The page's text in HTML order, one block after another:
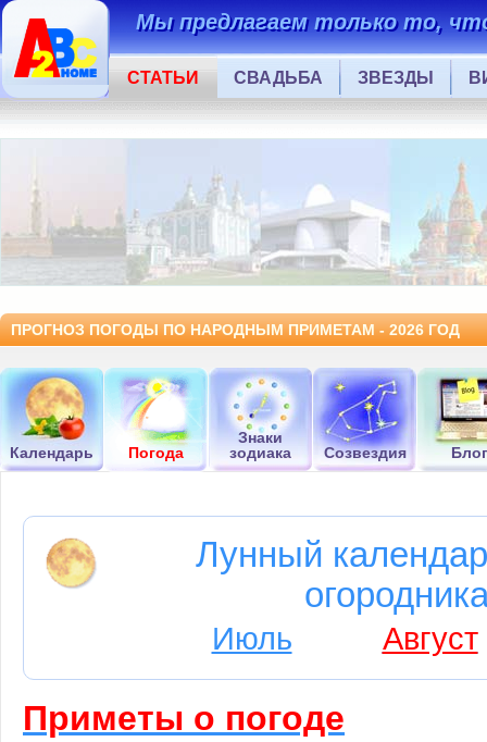
Мы предлагаем только то,
СТАТЬИ СВАДЬБА ЗВЕЗДЫ
ПРОГНОЗ ПОГОДЫ ПО НАРОДНЫМ ПРИМЕТАМ - 2026 ГОД
Календарь Погода
Знаки
зодиака
Созвездия Блог
Лунный
Июль Август
Приметы о погоде